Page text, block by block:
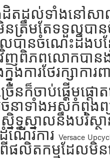
តដល់ទាំងនៅសា
ត្រឹមតែទទួលបា
ានចំណេះដឹងបន្
ពិភពលោកបានង
ការថែរក្សាការព
ចាប់ផ្ដើមផ្ដោ
នាទាំងអស់កំពុងព្
ធស្នាលនឹងបរិស្ថ
ណើរការVersace
លិតកម្មដែលមិនប្